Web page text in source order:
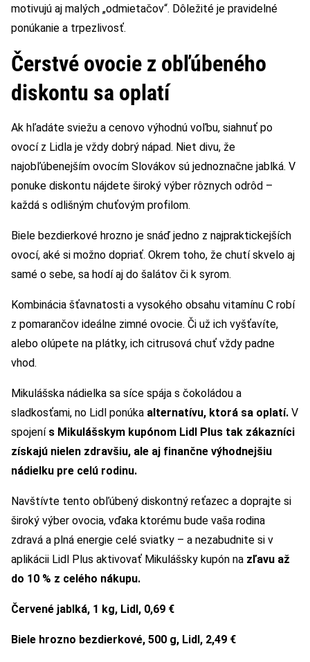
motivujú aj malých „odmietačov“. Dôležité je pravidelné
ponúkanie a trpezlivosť.
Čerstvé ovocie z obľúbeného
diskontu sa oplatí
Ak hľadáte sviežu a cenovo výhodnú voľbu, siahnuť po
ovocí z Lidla je vždy dobrý nápad. Niet divu, že
najobľúbenejším ovocím Slovákov sú jednoznačne jablká. V
ponuke diskontu nájdete široký výber rôznych odrôd –
každá s odlišným chuťovým profilom.
Biele bezdierkové hrozno je snáď jedno z najpraktickejších
ovocí, aké si možno dopriať. Okrem toho, že chutí skvelo aj
samé o sebe, sa hodí aj do šalátov či k syrom.
Kombinácia šťavnatosti a vysokého obsahu vitamínu C robí
z pomarančov ideálne zimné ovocie. Či už ich vyšťavíte,
alebo olúpete na plátky, ich citrusová chuť vždy padne
vhod.
Mikulášska nádielka sa síce spája s čokoládou a
sladkosťami, no Lidl ponúka alternatívu, ktorá sa oplatí. V
spojení s Mikulášskym kupónom Lidl Plus tak zákazníci
získajú nielen zdravšiu, ale aj finančne výhodnejšiu
nádielku pre celú rodinu.
Navštívte tento obľúbený diskontný reťazec a doprajte si
široký výber ovocia, vďaka ktorému bude vaša rodina
zdravá a plná energie celé sviatky – a nezabudnite si v
aplikácii Lidl Plus aktivovať Mikulášsky kupón na zľavu až
do 10 % z celého nákupu.
Červené jablká, 1 kg, Lidl, 0,69 €
Biele hrozno bezdierkové, 500 g, Lidl, 2,49 €